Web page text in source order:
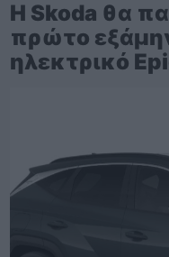
Η Skoda θα
πρώτο
ηλεκτρικό